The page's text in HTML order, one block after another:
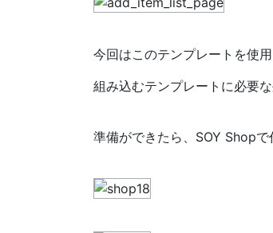
今回はこのテンプレートを使用
組み込むテンプレートに必要
準備ができたら、SOY Shopで